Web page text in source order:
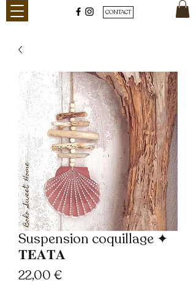
CONTACT
Suspension coquillage ✦
𝐓𝐄𝐀𝐓𝐀
22,00 €